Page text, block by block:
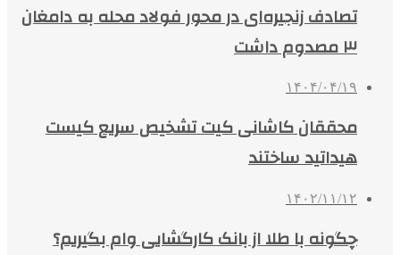
تصادف زنجیره‌ای در محور فولاد محله به دامغان
۳ مصدوم داشت
۱۴۰۴/۰۴/۱۹
محققان کاشانی کیت تشخیص سریع کیست
هیداتید ساختند
۱۴۰۲/۱۱/۱۲
چگونه با طلا از بانک کارگشایی وام بگیریم؟